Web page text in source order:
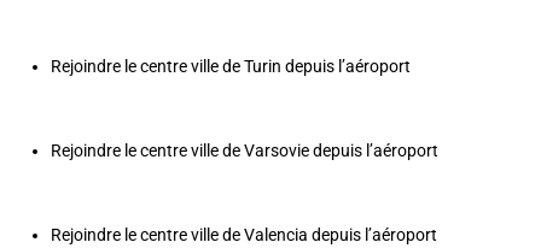
Rejoindre le centre ville de Turin depuis l’aéroport
Rejoindre le centre ville de Varsovie depuis l’aéroport
Rejoindre le centre ville de Valencia depuis l’aéroport